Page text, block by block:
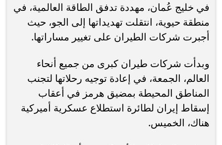
في خليج عُمان، مهددة تدفق الطاقة العالمية، في
منطقة حيوية، انتقلت تهديداتها إلى الجو، حيث
أجبرت شركات الطيران على تغيير مساراتها.
وبدأت شركات طيران كبرى من جميع أنحاء
العالم، الجمعة، في إعادة توجيه رحلاتها لتجنب
المناطق المحيطة بمضيق هرمز في أعقاب
إسقاط إيران لطائرة استطلاع عسكرية أميركية
هناك، الخميس.